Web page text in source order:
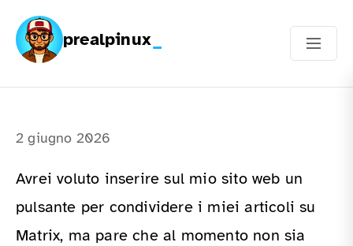
prealpinux
2 giugno 2026
Avrei voluto inserire sul mio sito web un
pulsante per condividere i miei articoli su
Matrix, ma pare che al momento non sia